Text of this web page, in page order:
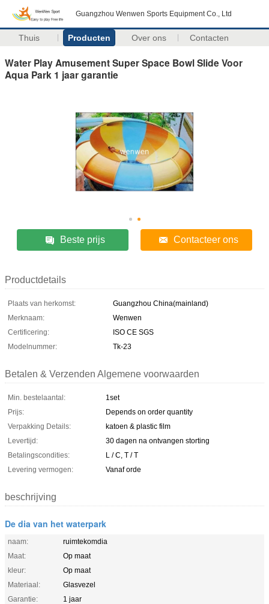
Guangzhou Wenwen Sports Equipment Co., Ltd
Thuis Producten Over ons Contacten
Water Play Amusement Super Space Bowl Slide Voor
Aqua Park 1 jaar garantie
Beste prijs Contacteer ons
Productdetails
Plaats van herkomst:
Guangzhou China(mainland)
Merknaam:
Wenwen
Certificering:
ISO CE SGS
Modelnummer:
Tk-23
Betalen & Verzenden Algemene voorwaarden
Min. bestelaantal:
1set
Prijs:
Depends on order quantity
Verpakking Details:
katoen & plastic film
Levertijd:
30 dagen na ontvangen storting
Betalingscondities:
L / C, T / T
Levering vermogen:
Vanaf orde
beschrijving
De dia van het waterpark
naam:
ruimtekomdia
Maat:
Op maat
kleur:
Op maat
Materiaal:
Glasvezel
Garantie:
1 jaar